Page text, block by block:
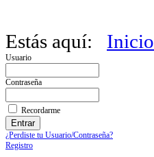
Estás aquí: Inicio
Usuario
Contraseña
Recordarme
¿Perdiste tu Usuario/Contraseña?
Registro